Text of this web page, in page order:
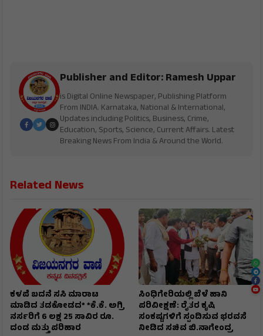
Publisher and Editor: Ramesh Uppar
is Digital Online Newspaper, Publishing Platform
From INDIA. Karnataka, National & International,
Updates including Politics, Business, Crime,
Education, Sports, Science, Current Affairs. Latest
Breaking News From India & Around the World.
Related News
ಕಳಪೆ ಬದನೆ ಸಸಿ ಮಾರಾಟ
ಮಾಡಿದ ತಡಕೋಡದ* *ಕೆ.ಕೆ. ಅಗ್ರಿ
ನರ್ಸರಿಗೆ 6 ಲಕ್ಷ 25 ಸಾವಿರ ರೂ.
ದಂಡ ಮತ್ತು ಪರಿಹಾರ
ಸಿಂಧಿಗೇರಿಯಲ್ಲಿ ಬೆಳೆ ಹಾನಿ
ಪರಿವೀಕ್ಷಣೆ: ರೈತರ ಕೃಷಿ
ಸಂಕಷ್ಟಗಳಿಗೆ ಸ್ಪಂದಿಸುವ ಭರವಸೆ
ನೀಡಿದ ಸಚಿವ ಬಿ.ನಾಗೇಂದ್ರ